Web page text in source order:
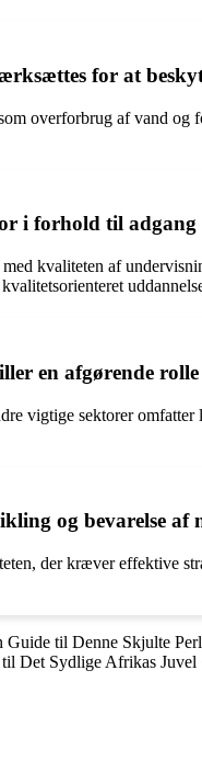
for at
overforbrug af vand
i forhold til
kvaliteten af
en afgørende
vigtige sektorer
og bevarelse af
der kræver effektive
til Denne Skjulte
Det Sydlige Afrikas Juvel